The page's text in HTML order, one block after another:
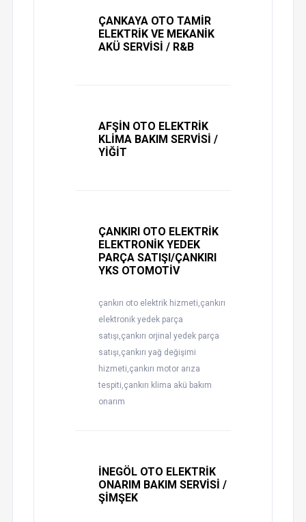
ÇANKAYA OTO TAMİR
ELEKTRİK VE MEKANİK
AKÜ SERVİSİ / R&B
AFŞİN OTO ELEKTRİK
KLİMA BAKIM SERVİSİ /
YİĞİT
ÇANKIRI OTO ELEKTRİK
ELEKTRONİK YEDEK
PARÇA SATIŞI/ÇANKIRI
YKS OTOMOTİV
çankırı oto elektrik hizmeti,çankırı
elektronik yedek parça
satışı,çankırı orjinal yedek parça
satışı,çankırı yağ değişimi
hizmeti,çankırı motor arıza
tespiti,çankırı klima akü bakım
onarım
İNEGÖL OTO ELEKTRİK
ONARIM BAKIM SERVİSİ /
ŞİMŞEK